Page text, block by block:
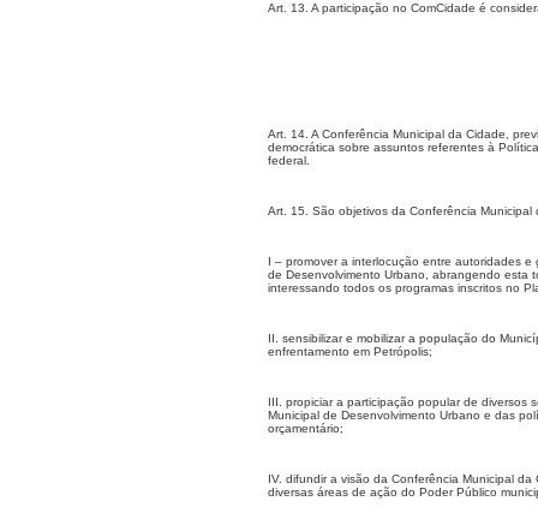
Art. 13. A participação no ComCidade é
Art. 14. A Conferência Municipal da Cidade,
democrática sobre assuntos referentes à
federal.
Art. 15. São objetivos da Conferência Municipal
I – promover a interlocução entre autoridades
de Desenvolvimento Urbano, abrangendo esta
interessando todos os programas inscritos no
II. sensibilizar e mobilizar a população do
enfrentamento em Petrópolis;
III. propiciar a participação popular de diversos
Municipal de Desenvolvimento Urbano e das
orçamentário;
IV. difundir a visão da Conferência Municipal
diversas áreas de ação do Poder Público